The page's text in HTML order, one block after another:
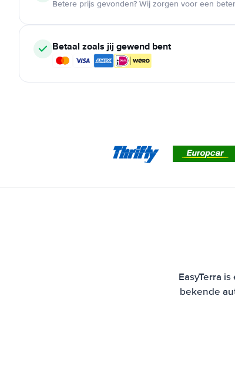
Betere prijs gevonden? Wij zorgen voor een
Betaal zoals jij gewend bent
EasyTerra
bekende